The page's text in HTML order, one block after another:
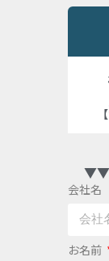
会社名
お名前